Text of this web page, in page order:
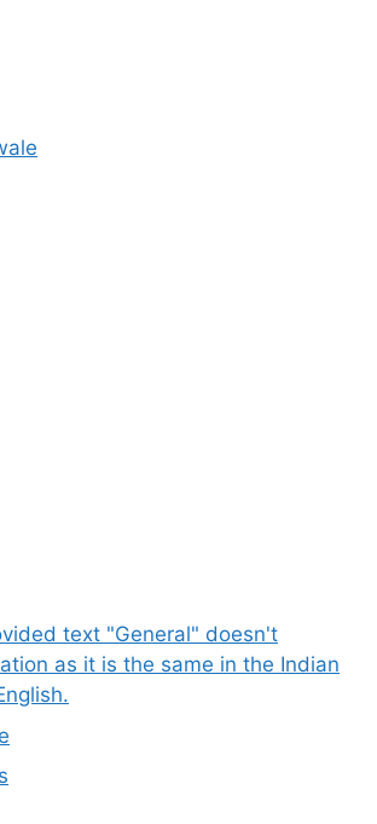
text "General" doesn't
as it is the same in the Indian